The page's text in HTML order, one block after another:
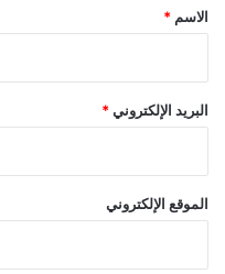
*
الاسم *
البريد الإلكتروني*
الموقع الإلكتروني